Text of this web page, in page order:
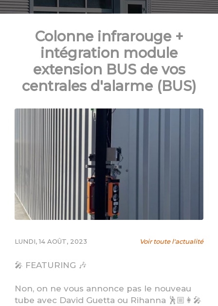
Colonne infrarouge +
intégration module
extension BUS de vos
centrales d'alarme (BUS)
LUNDI, 14 AOÛT, 2023 Voir toute l'actualité
🎤 FEATURING 🎶
Non, on ne vous annonce pas le nouveau
tube avec David Guetta ou Rihanna 🕺🏼👩‍🎤